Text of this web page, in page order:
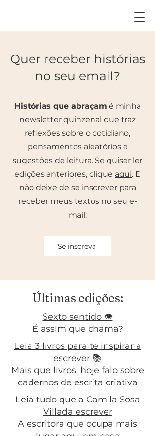
Quer receber histórias
no seu email?
Histórias que abraçam é minha
newsletter quinzenal que traz
reflexões sobre o cotidiano,
pensamentos aleatórios e
sugestões de leitura. Se quiser ler
edições anteriores, clique aqui. E
não deixe de se inscrever para
receber meus textos no seu e-
mail:
Se inscreva
Últimas edições:
Sexto sentido 👁️
É assim que chama?
Leia 3 livros para te inspirar a
escrever 📚
Mais que livros, hoje falo sobre
cadernos de escrita criativa
Leia tudo que a Camila Sosa
Villada escrever
A escritora que ocupa mais